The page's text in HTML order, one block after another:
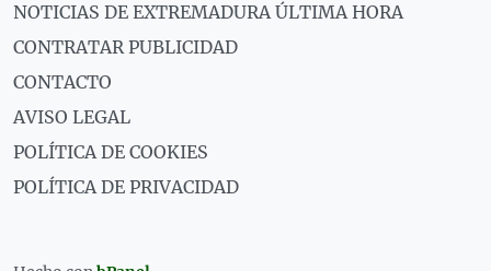
NOTICIAS DE EXTREMADURA ÚLTIMA HORA
CONTRATAR PUBLICIDAD
CONTACTO
AVISO LEGAL
POLÍTICA DE COOKIES
POLÍTICA DE PRIVACIDAD